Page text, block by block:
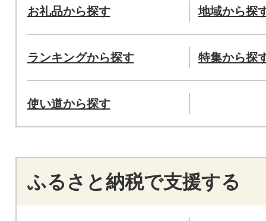
お礼品から探す 地域から探
ランキングから探す 特集から探
使い道から探す
ふるさと納税で支援する